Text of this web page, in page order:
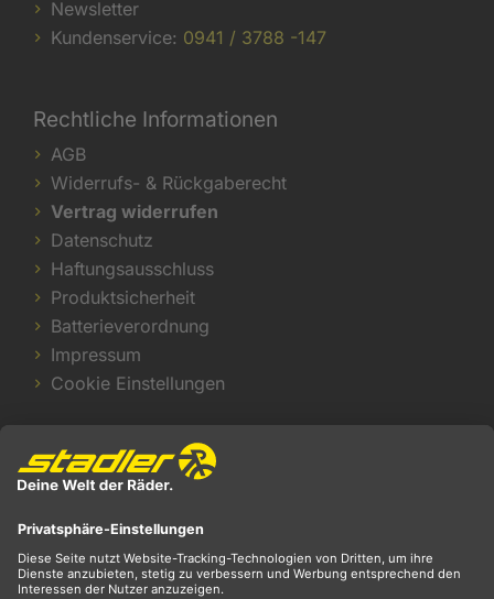
Newsletter
Kundenservice: 0941 / 3788 -147
Rechtliche Informationen
AGB
Widerrufs- & Rückgaberecht
Vertrag widerrufen
Datenschutz
Haftungsausschluss
Produktsicherheit
Batterieverordnung
Impressum
Cookie Einstellungen